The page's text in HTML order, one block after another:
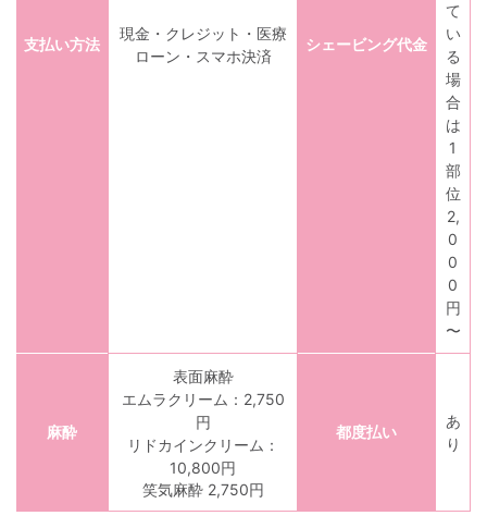
支払い方法
現金・クレジット・医療
ローン・スマホ決済
シェービング代金
て
い
る
場
合
は
1
部
位
2,
0
0
0
円
〜
麻酔
表面麻酔
エムラクリーム：2,750
円
リドカインクリーム：
10,800円
笑気麻酔 2,750円
都度払い
あ
り